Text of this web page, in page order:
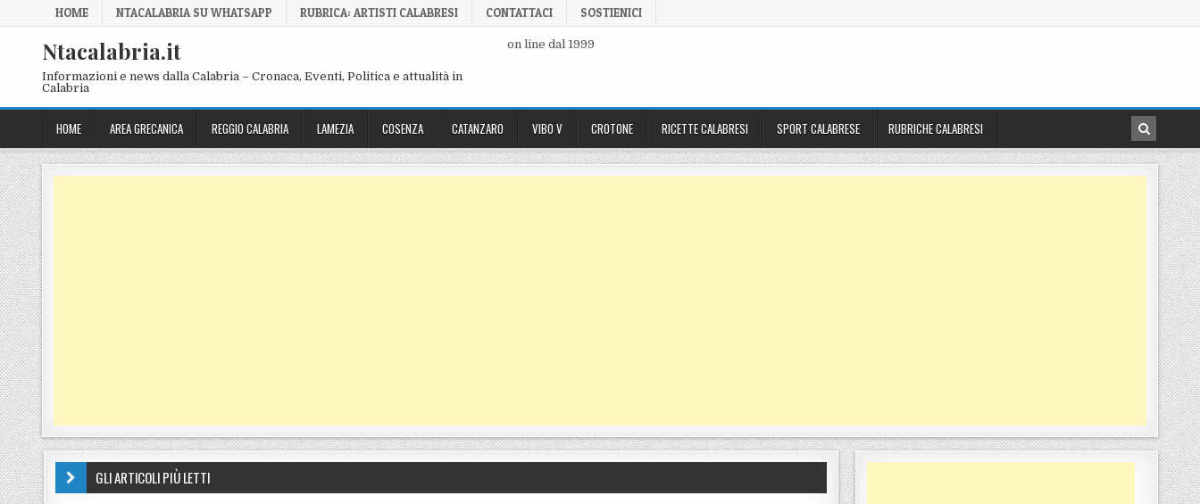
Skip to content
HOME NTACALABRIA SU WHATSAPP RUBRICA: ARTISTI CALABRESI CONTATTACI SOSTIENICI
Ntacalabria.it
Informazioni e news dalla Calabria – Cronaca, Eventi, Politica e attualità in
Calabria
on line dal 1999
HOME AREA GRECANICA REGGIO CALABRIA LAMEZIA COSENZA CATANZARO VIBO V CROTONE RICETTE CALABRESI SPORT CALABRESE RUBRICHE CALABRESI
GLI ARTICOLI PIÙ LETTI